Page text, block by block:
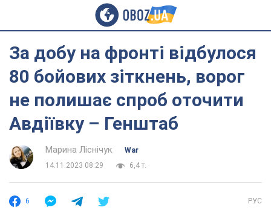
За добу на фронті відбулося
80 бойових зіткнень, ворог
не полишає спроб оточити
Авдіївку – Генштаб
Марина Ліснічук
War
14.11.2023 08:29
6,4 т.
6 РУС